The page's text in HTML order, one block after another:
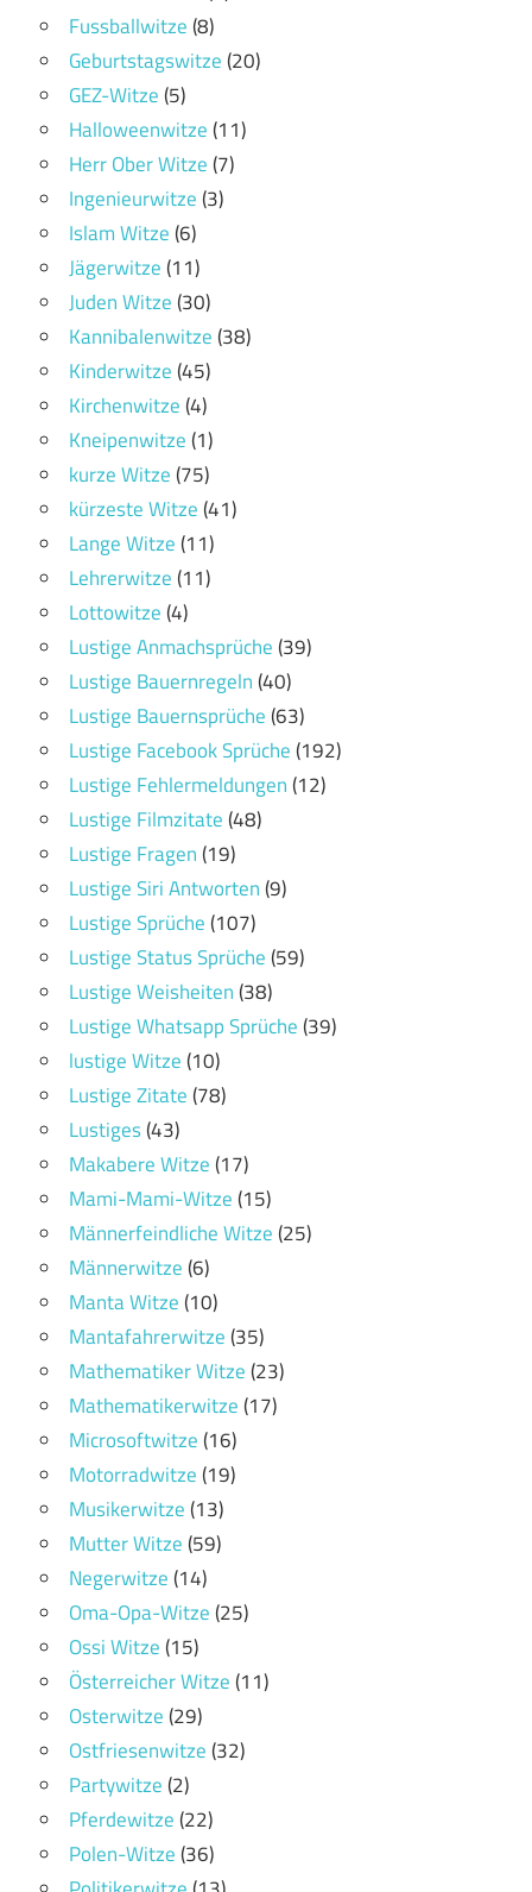
Fussballwitze(8)
Geburtstagswitze(20)
GEZ-Witze(5)
Halloweenwitze(11)
Herr Ober Witze(7)
Ingenieurwitze(3)
Islam Witze(6)
Jägerwitze(11)
Juden Witze(30)
Kannibalenwitze(38)
Kinderwitze(45)
Kirchenwitze(4)
Kneipenwitze(1)
kurze Witze(75)
kürzeste Witze(41)
Lange Witze(11)
Lehrerwitze(11)
Lottowitze(4)
Lustige Anmachsprüche(39)
Lustige Bauernregeln(40)
Lustige Bauernsprüche(63)
Lustige Facebook Sprüche(192)
Lustige Fehlermeldungen(12)
Lustige Filmzitate(48)
Lustige Fragen(19)
Lustige Siri Antworten(9)
Lustige Sprüche(107)
Lustige Status Sprüche(59)
Lustige Weisheiten(38)
Lustige Whatsapp Sprüche(39)
lustige Witze(10)
Lustige Zitate(78)
Lustiges(43)
Makabere Witze(17)
Mami-Mami-Witze(15)
Männerfeindliche Witze(25)
Männerwitze(6)
Manta Witze(10)
Mantafahrerwitze(35)
Mathematiker Witze(23)
Mathematikerwitze(17)
Microsoftwitze(16)
Motorradwitze(19)
Musikerwitze(13)
Mutter Witze(59)
Negerwitze(14)
Oma-Opa-Witze(25)
Ossi Witze(15)
Österreicher Witze(11)
Osterwitze(29)
Ostfriesenwitze(32)
Partywitze(2)
Pferdewitze(22)
Polen-Witze(36)